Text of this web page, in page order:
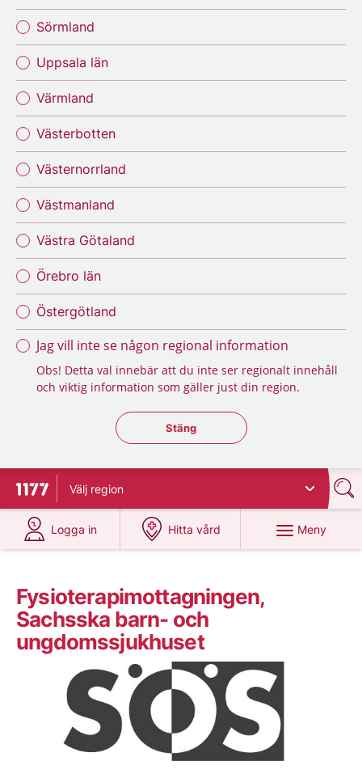
Sörmland
Uppsala län
Värmland
Västerbotten
Västernorrland
Västmanland
Västra Götaland
Örebro län
Östergötland
Jag vill inte se någon regional information
Obs! Detta val innebär att du inte ser regionalt innehåll
och viktig information som gäller just din region.
Stäng regionsväljaren
Stäng
Till startsidan för 1177
Välj region
Logga in
på 1177.se
Hitta vård
på 1177.se
Meny
Fysioterapimottagningen,
Sachsska barn- och
ungdomssjukhuset